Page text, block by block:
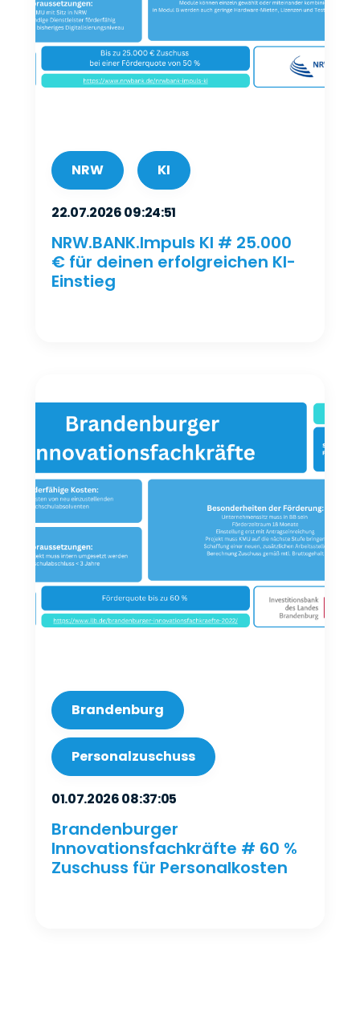
NRW KI
22.07.2026 09:24:51
NRW.BANK.Impuls KI # 25.000
€ für deinen erfolgreichen KI-
Einstieg
Brandenburg
Personalzuschuss
01.07.2026 08:37:05
Brandenburger
Innovationsfachkräfte # 60 %
Zuschuss für Personalkosten